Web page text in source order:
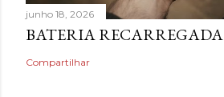
junho 18, 2026
BATERIA RECARREGADA
Compartilhar